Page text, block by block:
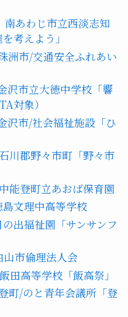
あわじ市立西淡志知
考えよう」
市/交通安全ふれあい
市立大徳中学校「響
対象）
市/社会福祉施設「ひ
川郡野々市町「野々市
能登町立あおば保育園
文理中高等学校
出福祉園「サンサンフ
市倫理法人会
高等学校「飯高祭」
町/のと青年会議所「登